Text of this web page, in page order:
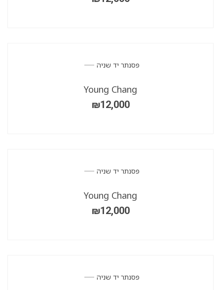
פסנתר יד שניה
Young Chang
₪12,000
פסנתר יד שניה
Young Chang
₪12,000
פסנתר יד שניה